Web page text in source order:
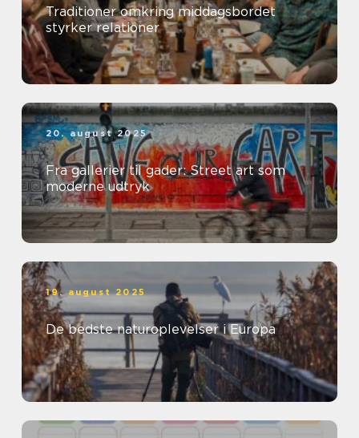
Traditioner omkring middagsbordet
styrker relationer
20. august 2025
Fra gallerier til gader: Street art som
moderne udtryk
19. august 2025
De bedste naturoplevelser i Europa